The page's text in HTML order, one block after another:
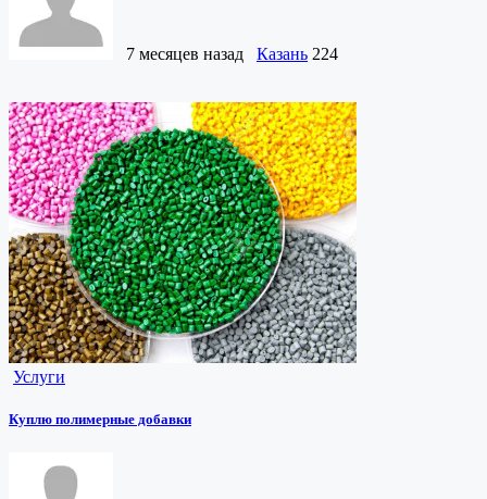
7 месяцев назад Казань 224
Услуги
Куплю полимерные добавки